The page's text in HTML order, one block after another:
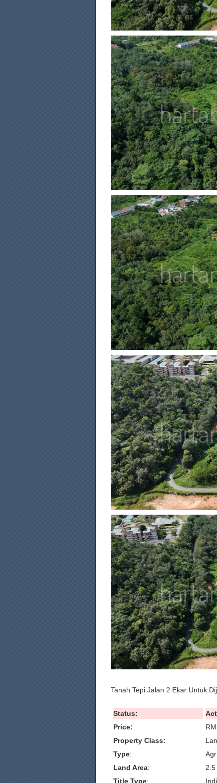
Tanah Tepi Jalan 2 Ekar Untuk
Status:
Price:
Property Class:
Type:
Land Area:
Title Type: